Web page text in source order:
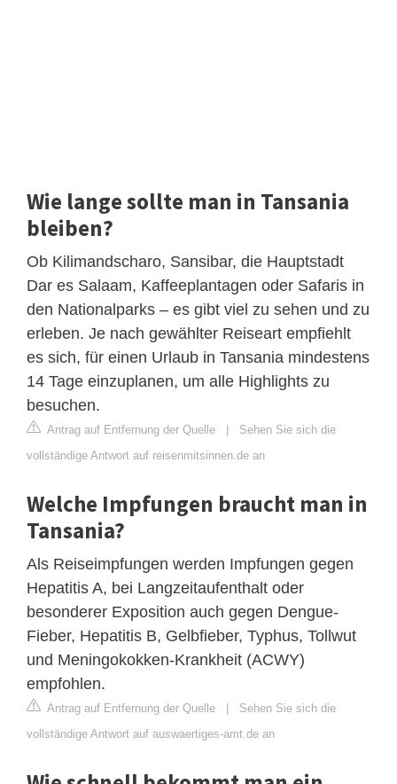
Wie lange sollte man in Tansania
bleiben?
Ob Kilimandscharo, Sansibar, die Hauptstadt
Dar es Salaam, Kaffeeplantagen oder Safaris in
den Nationalparks – es gibt viel zu sehen und zu
erleben. Je nach gewählter Reiseart empfiehlt
es sich, für einen Urlaub in Tansania mindestens
14 Tage einzuplanen, um alle Highlights zu
besuchen.
Antrag auf Entfernung der Quelle | Sehen Sie sich die
vollständige Antwort auf reisenmitsinnen.de an
Welche Impfungen braucht man in
Tansania?
Als Reiseimpfungen werden Impfungen gegen
Hepatitis A, bei Langzeitaufenthalt oder
besonderer Exposition auch gegen Dengue-
Fieber, Hepatitis B, Gelbfieber, Typhus, Tollwut
und Meningokokken-Krankheit (ACWY)
empfohlen.
Antrag auf Entfernung der Quelle | Sehen Sie sich die
vollständige Antwort auf auswaertiges-amt.de an